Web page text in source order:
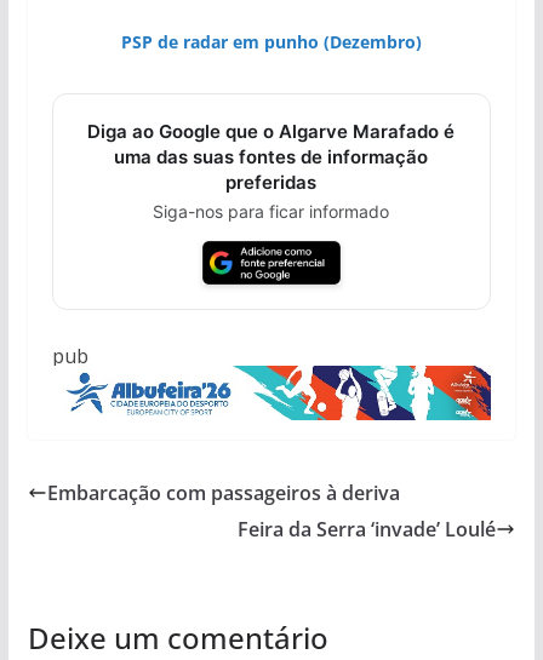
PSP de radar em punho (Dezembro)
Diga ao Google que o Algarve Marafado é
uma das suas fontes de informação
preferidas
Siga-nos para ficar informado
pub
Embarcação com passageiros à deriva
Feira da Serra ‘invade’ Loulé
Deixe um comentário